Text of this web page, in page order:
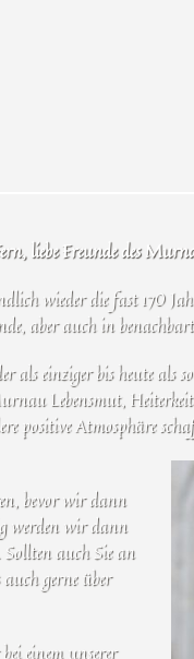
liebe Freunde des
wieder die fast 170
aber auch in
als einziger bis heute als
Lebensmut,
positive Atmosphäre
bevor wir dann
werden wir dann
Sollten auch Sie an
gerne über
einem unserer